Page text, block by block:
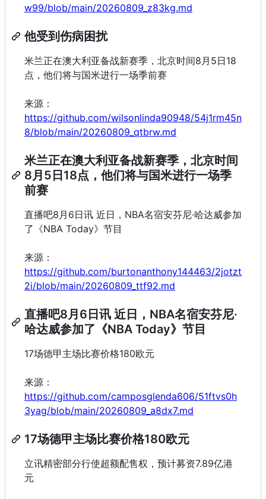
w99/blob/main/20260809_z83kg.md
他受到伤病困扰
米兰正在澳大利亚备战新赛季，北京时间8月5日18
点，他们将与国米进行一场季前赛
来源：
https://github.com/wilsonlinda90948/54j1rm45n
8/blob/main/20260809_qtbrw.md
米兰正在澳大利亚备战新赛季，北京时间
8月5日18点，他们将与国米进行一场季
前赛
直播吧8月6日讯 近日，NBA名宿安芬尼·哈达威参加
了《NBA Today》节目
来源：
https://github.com/burtonanthony144463/2jotzt
2i/blob/main/20260809_ttf92.md
直播吧8月6日讯 近日，NBA名宿安芬尼·
哈达威参加了《NBA Today》节目
17场德甲主场比赛价格180欧元
来源：
https://github.com/camposglenda606/51ftvs0h
3yag/blob/main/20260809_a8dx7.md
17场德甲主场比赛价格180欧元
立讯精密部分行使超额配售权，预计募资7.89亿港
元